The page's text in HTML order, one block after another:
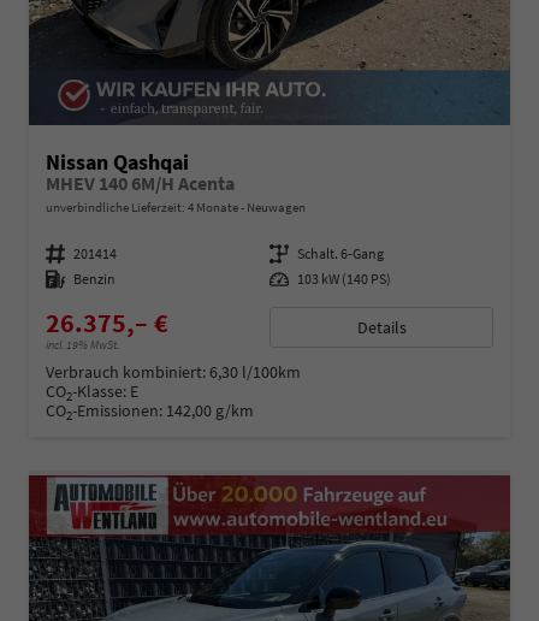
Nissan Qashqai
MHEV 140 6M/H Acenta
unverbindliche Lieferzeit: 4 Monate Neuwagen
Fahrzeugnummer 201414 Getriebe Schalt. 6-Gang
Kraftstoff Benzin Leistung 103 kW (140 PS)
26.375,– €
incl. 19% MwSt.
Details
Verbrauch kombiniert:6,30 l/100km
CO2-Klasse: E
CO2-Emissionen: 142,00 g/km